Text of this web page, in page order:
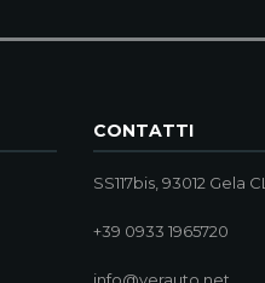
CONTATTI
SS117bis, 93012 Gela CL
+39 0933 1965720